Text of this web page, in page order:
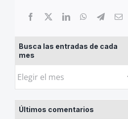
Busca las entradas de cada
mes
Busca
entradas
de
Últimos comentarios